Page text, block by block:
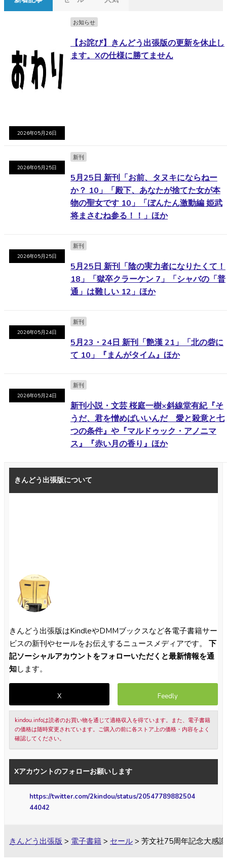
2026年05月26日
お知らせ
【お詫び】きんどう出張版の更新を休止し
ます。Xの仕様に勝てません
2026年05月25日
新刊
5月25日 新刊「お前、タヌキにならねー
か？ 10」「殿下、あなたが捨てた女が本
物の聖女です 10」「ぼんたん激動編 姫武
将まさむね参る！！」ほか
2026年05月25日
新刊
5月25日 新刊「陰の実力者になりたくて！
18」「獄卒クラーケン 7」「シャバの「普
通」は難しい 12」ほか
2026年05月24日
新刊
5月23・24日 新刊「艶漢 21」「北の砦に
て 10」『まんがタイム』ほか
2026年05月24日
新刊
新刊小説・文芸 桜庭一樹×斜線堂有紀『そ
うだ、君を憎めばいいんだ 愛と殺意と七
つの条件』や『マルドゥック・アノニマ
ス』『赤い月の香り』ほか
きんどう出張版について
きんどう出張版はKindleやDMMブックスなど各電子書籍サー
ビスの新刊やセールをお伝えするニュースメディアです。 下
記ソーシャルアカウントをフォローいただくと最新情報を通
知します。
X Feedly
kindou.infoは読者のお買い物を通じて適格収入を得ています。また、電子書籍
の価格は随時変更されています。ご購入の前に各ストア上の価格・内容をよく
確認してください。
Xアカウントのフォローお願いします
https://twitter.com/2kindou/status/20547789882504
44042
きんどう出張版 > 電子書籍 > セール > 芳文社75周年記念大感